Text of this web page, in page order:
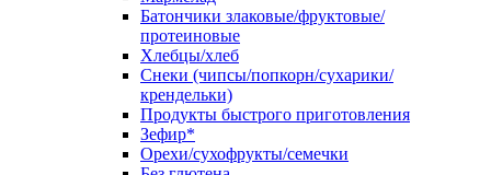
Батончики злаковые/фруктовые/
протеиновые
Хлебцы/хлеб
Снеки (чипсы/попкорн/сухарики/
крендельки)
Продукты быстрого приготовления
Зефир*
Орехи/сухофрукты/семечки